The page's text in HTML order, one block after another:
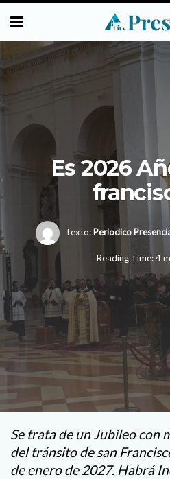
Es 2026
Texto: Periodico
Reading Time: 4
Se trata de un Jubileo con
del tránsito de san
de enero de 2027. Habrá